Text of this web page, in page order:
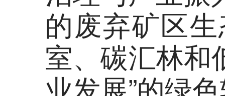
的废弃矿区
室、碳汇林和
业发展”的绿